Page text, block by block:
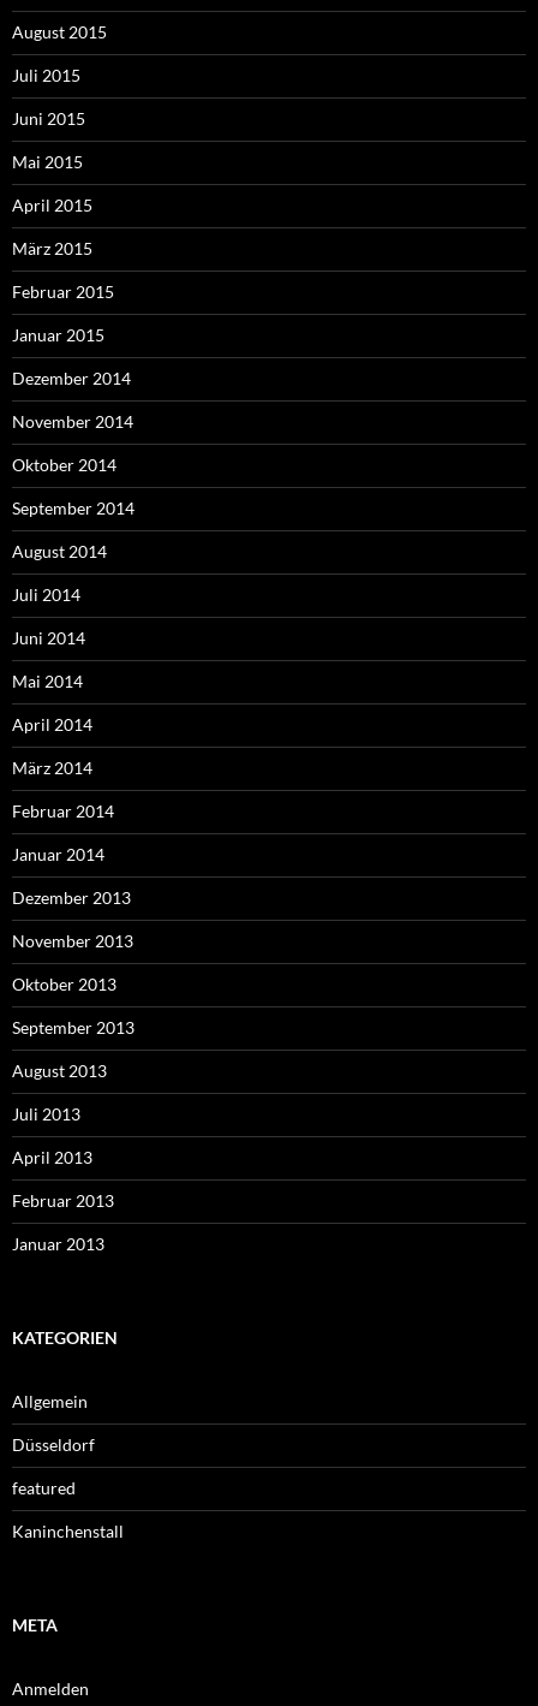
August 2015
Juli 2015
Juni 2015
Mai 2015
April 2015
März 2015
Februar 2015
Januar 2015
Dezember 2014
November 2014
Oktober 2014
September 2014
August 2014
Juli 2014
Juni 2014
Mai 2014
April 2014
März 2014
Februar 2014
Januar 2014
Dezember 2013
November 2013
Oktober 2013
September 2013
August 2013
Juli 2013
April 2013
Februar 2013
Januar 2013
KATEGORIEN
Allgemein
Düsseldorf
featured
Kaninchenstall
META
Anmelden